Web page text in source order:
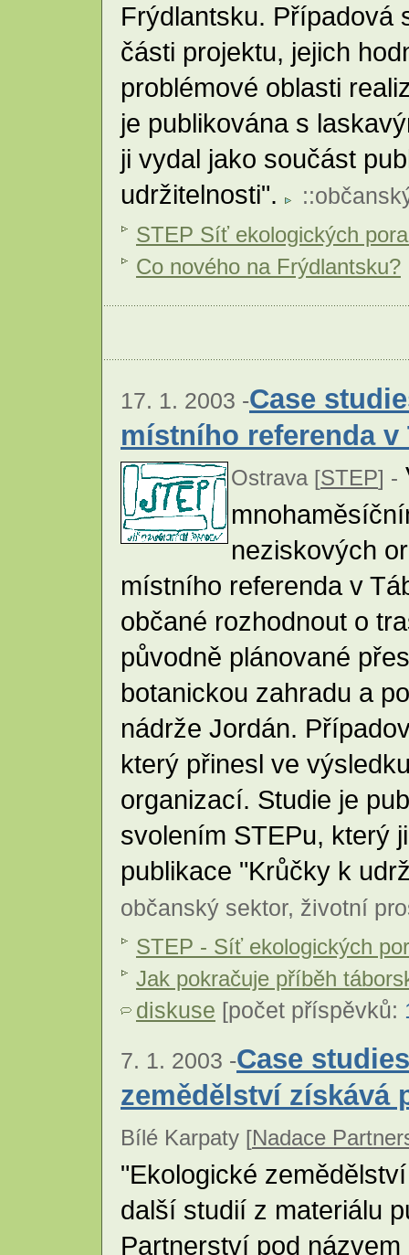
Frýdlantsku. Případová
části projektu, jejich
problémové oblasti
je publikována s
ji vydal jako součást
udržitelnosti".
::
STEP Síť ekologických
Co nového na Frýdlantsku?
17. 1. 2003 -Case
místního referenda v
Ostrava [STEP] -
neziskových
místního referenda v
občané rozhodnout o
původně plánované
botanickou zahradu a
nádrže Jordán.
který přinesl ve
organizací. Studie je
svolením STEPu, který
publikace "Krůčky k
občanský sektor, životní
STEP - Síť ekologických
Jak pokračuje příběh
diskuse [počet příspěvků:
7. 1. 2003 -Case
zemědělství získává
Bílé Karpaty [Nadace
"Ekologické
další studií z materiálu
Partnerství pod